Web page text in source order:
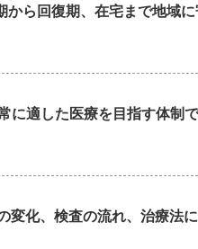
から回復期、在宅まで地域
に適した医療を目指す体制
変化、検査の流れ、治療法